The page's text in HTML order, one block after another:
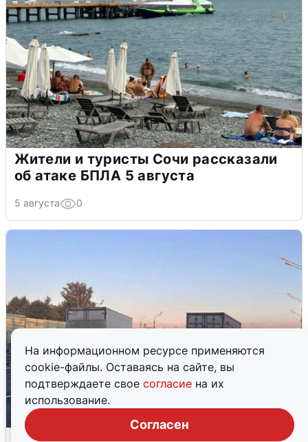
На информационном ресурсе применяются
cookie-файлы. Оставаясь на сайте, вы
подтверждаете свое согласие на их
использование.
Согласен
Жители и туристы Сочи рассказали
об атаке БПЛА 5 августа
5 августа 0
Пять машин столкнулись на